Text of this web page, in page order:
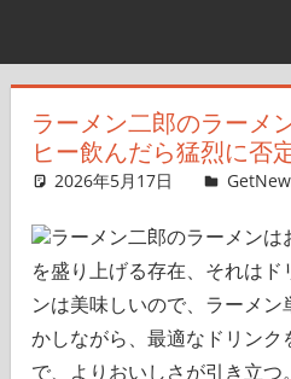
ラーメン二郎のラーメ
ヒー飲んだら猛烈に否
2026年5月17日 ガジェ
ラーメン二郎のラーメンは
を盛り上げる存在、それは
ンは美味しいので、ラーメ
かしながら、最適なドリンク
で、よりおいしさが引き立